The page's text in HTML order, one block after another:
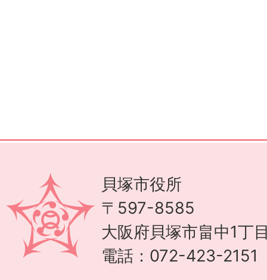
貝塚市役所
〒597-8585
大阪府貝塚市畠中1丁
電話：072-423-2151